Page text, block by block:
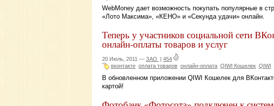
WebMoney дает возможность покупать популярные в
«Лото Максима», «КЕНО» и «Секунда удачи» онлайн.
Теперь у участников социальной сети
онлайн-оплаты товаров и услуг
20 Июль, 2011 — ЗАО | 454
вконтакте оплата товаров онлайн-оплата QIWI Кошелек QIWI
В обновленном приложении QIWI Кошелек для
картой!